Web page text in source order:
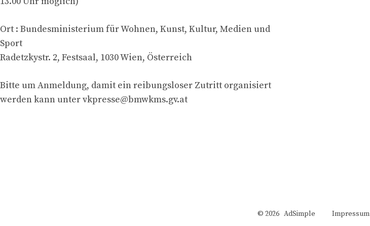
Ort : Bundesministerium für Wohnen, Kunst, Kultur, Medien und
Sport
Radetzkystr. 2, Festsaal, 1030 Wien, Österreich
Bitte um Anmeldung, damit ein reibungsloser Zutritt organisiert
werden kann untervkpresse@bmwkms.gv.at
© 2026 AdSimple Impressum